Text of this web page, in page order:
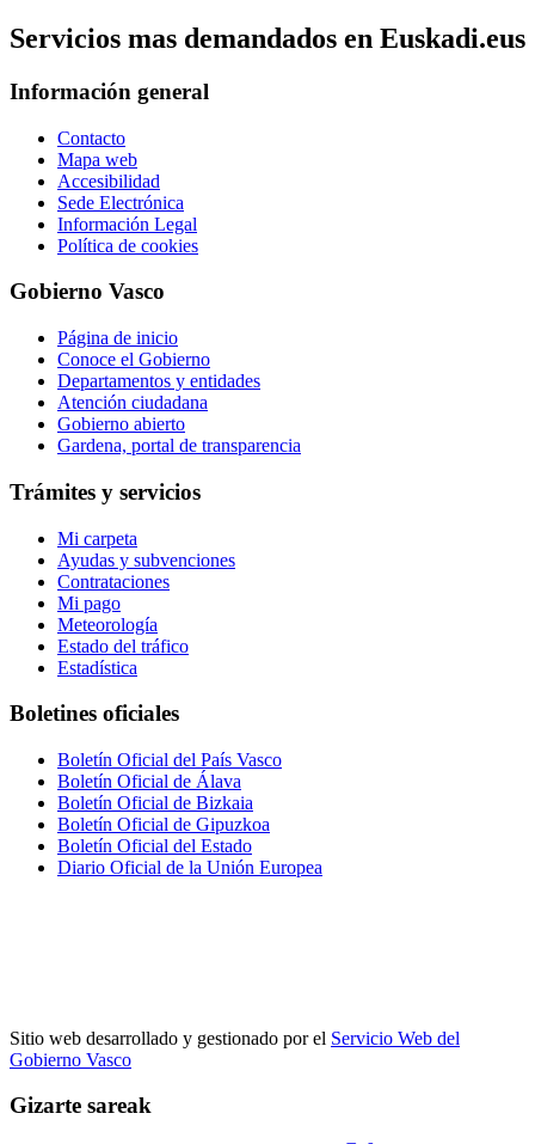
Servicios mas demandados en Euskadi.eus
Información general
Contacto
Mapa web
Accesibilidad
Sede Electrónica
Información Legal
Política de cookies
Gobierno Vasco
Página de inicio
Conoce el Gobierno
Departamentos y entidades
Atención ciudadana
Gobierno abierto
Gardena, portal de transparencia
Trámites y servicios
Mi carpeta
Ayudas y subvenciones
Contrataciones
Mi pago
Meteorología
Estado del tráfico
Estadística
Boletines oficiales
Boletín Oficial del País Vasco
Boletín Oficial de Álava
Boletín Oficial de Bizkaia
Boletín Oficial de Gipuzkoa
Boletín Oficial del Estado
Diario Oficial de la Unión Europea
Sitio web desarrollado y gestionado por el Servicio Web del
Gobierno Vasco
Gizarte sareak